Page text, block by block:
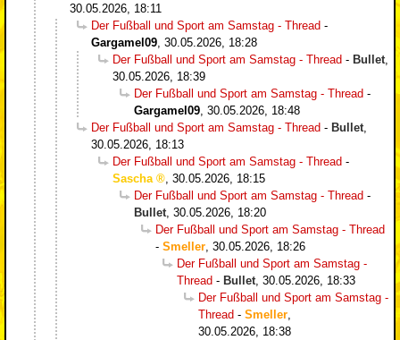
30.05.2026, 18:11
Der Fußball und Sport am Samstag - Thread -
Gargamel09 30.05.2026, 18:28
Der Fußball und Sport am Samstag - Thread - Bullet
30.05.2026, 18:39
Der Fußball und Sport am Samstag - Thread -
Gargamel09 30.05.2026, 18:48
Der Fußball und Sport am Samstag - Thread - Bullet
30.05.2026, 18:13
Der Fußball und Sport am Samstag - Thread -
Sascha
30.05.2026, 18:15
Der Fußball und Sport am Samstag - Thread -
Bullet 30.05.2026, 18:20
Der Fußball und Sport am Samstag - Thread
- Smeller 30.05.2026, 18:26
Der Fußball und Sport am Samstag -
Thread - Bullet 30.05.2026, 18:33
Der Fußball und Sport am Samstag -
Thread - Smeller
30.05.2026, 18:38